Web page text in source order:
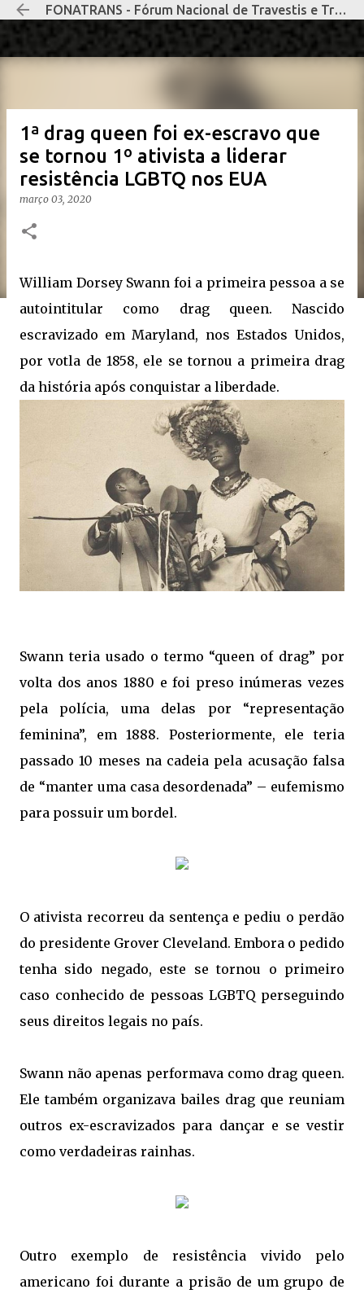
Pular para o conteúdo principal
FONATRANS - Fórum Nacional de Travestis e Transexuais Negras e Negros
1ª drag queen foi ex-escravo que
se tornou 1º ativista a liderar
resistência LGBTQ nos EUA
março 03, 2020
William Dorsey Swann foi a primeira pessoa a se
autointitular como drag queen. Nascido
escravizado em Maryland, nos Estados Unidos,
por votla de 1858, ele se tornou a primeira drag
da história após conquistar a liberdade.
Swann teria usado o termo “queen of drag” por
volta dos anos 1880 e foi preso inúmeras vezes
pela polícia, uma delas por “representação
feminina”, em 1888. Posteriormente, ele teria
passado 10 meses na cadeia pela acusação falsa
de “manter uma casa desordenada” – eufemismo
para possuir um bordel.
O ativista recorreu da sentença e pediu o perdão
do presidente Grover Cleveland. Embora o pedido
tenha sido negado, este se tornou o primeiro
caso conhecido de pessoas LGBTQ perseguindo
seus direitos legais no país.
Swann não apenas performava como drag queen.
Ele também organizava bailes drag que reuniam
outros ex-escravizados para dançar e se vestir
como verdadeiras rainhas.
Outro exemplo de resistência vivido pelo
americano foi durante a prisão de um grupo de